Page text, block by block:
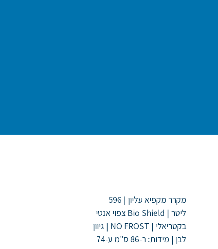
מקרר מקפיא עליון | 596
ליטר | Bio Shield צפוי אנטי
בקטריאלי | NO FROST | גיוון
לבן | מידות: ר-86 ס"מ ע-74